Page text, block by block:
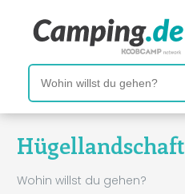
Hügellandschaft
Wohin willst du gehen?